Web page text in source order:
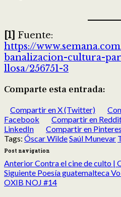
[1] Fuente:
https://
banalizacion-cultura-
llosa/256751-3
Comparte esta entrada:
Compartir en X (Twitter)
Facebook
Compartir en
LinkedIn
Compartir en
Tags: Óscar WildeSaúl Munevar
Post navigation
AnteriorContra el cine de culto |
Siguiente Poesía guatemalteca
OXIB NOJ #14